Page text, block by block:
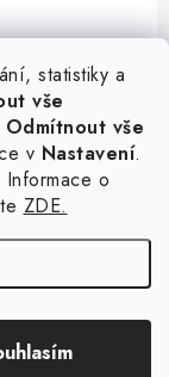
statistiky a
vše
Odmítnout vše
v Nastavení.
Informace o
ZDE.
Upravit nastavení
×